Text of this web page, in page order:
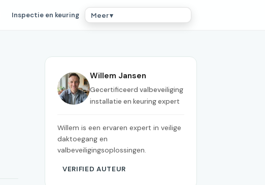
Inspectie en keuring Meer ▾
Willem Jansen
Gecertificeerd valbeveiliging
installatie en keuring expert
Willem is een ervaren expert in veilige
daktoegang en
valbeveiligingsoplossingen.
VERIFIED AUTEUR